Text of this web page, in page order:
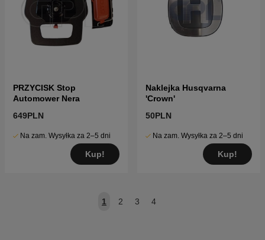
PRZYCISK Stop
Automower Nera
649PLN
Na zam. Wysyłka za 2–5 dni
Kup!
Naklejka Husqvarna
'Crown'
50PLN
Na zam. Wysyłka za 2–5 dni
Kup!
1 2 3 4